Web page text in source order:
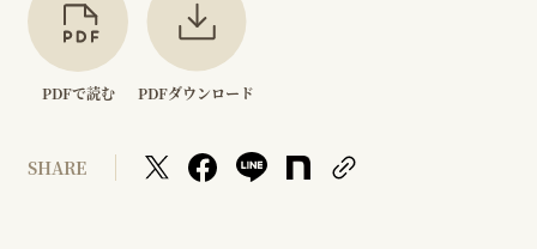
PDFで読む PDFダウンロード
SHARE